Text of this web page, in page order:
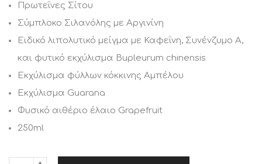
Πρωτεΐνες Σίτου
Σύμπλοκο Σιλανόλης με Αργινίνη
Ειδικό λιπολυτικό μείγμα με Καφεΐνη, Συνένζυμο A,
και φυτικό εκχύλισμα Bupleurum chinensis
Εκχύλισμα φύλλων κόκκινης Αμπέλου
Εκχύλισμα Guarana
Φυσικό αιθέριο έλαιο Grapefruit
250ml